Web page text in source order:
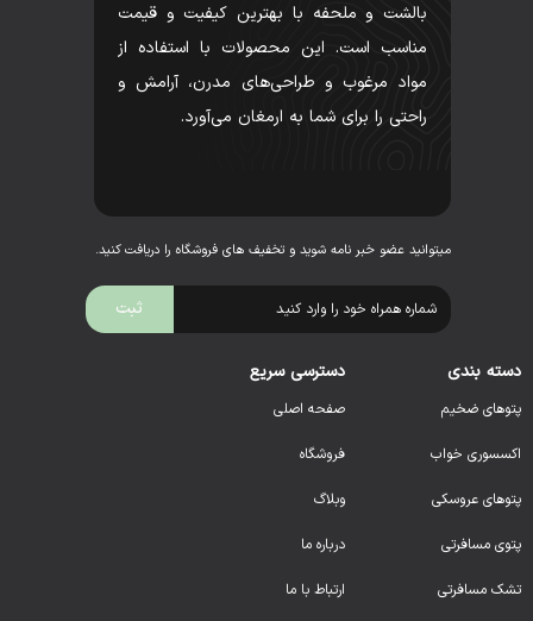
بالشت و ملحفه با بهترین کیفیت و قیمت
مناسب است. این محصولات با استفاده از
مواد مرغوب و طراحی‌های مدرن، آرامش و
راحتی را برای شما به ارمغان می‌آورد.
میتوانید عضو خبر نامه شوید و تخفیف های فروشگاه را دریافت کنید.
دسته بندی
پتوهای ضخیم
اکسسوری خواب
پتوهای عروسکی
پتوی مسافرتی
تشک مسافرتی
دسترسی سریع
صفحه اصلی
فروشگاه
وبلاگ
درباره ما
ارتباط با ما